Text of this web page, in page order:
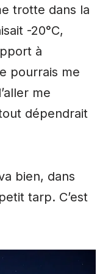
trotte dans la
-20°C,
à
pourrais me
me
dépendrait
bien, dans
tarp. C’est